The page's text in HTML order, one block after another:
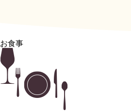
お食事